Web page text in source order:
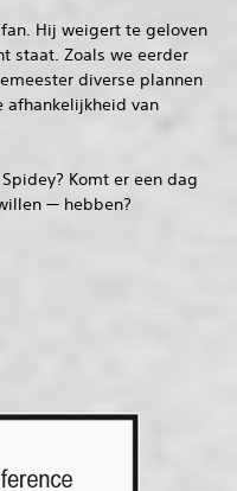
Hij weigert te geloven
staat. Zoals we eerder
diverse plannen
afhankelijkheid van
Komt er een dag
— hebben?